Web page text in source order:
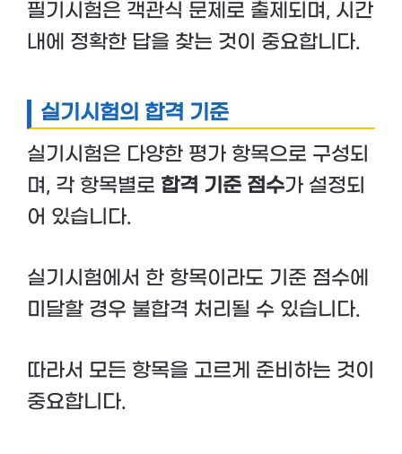
필기시험은 객관식 문제로 출제되며, 시간
내에 정확한 답을 찾는 것이 중요합니다.
실기시험의 합격 기준
실기시험은 다양한 평가 항목으로 구성되
며, 각 항목별로 합격 기준 점수가 설정되
어 있습니다.
실기시험에서 한 항목이라도 기준 점수에
미달할 경우 불합격 처리될 수 있습니다.
따라서 모든 항목을 고르게 준비하는 것이
중요합니다.